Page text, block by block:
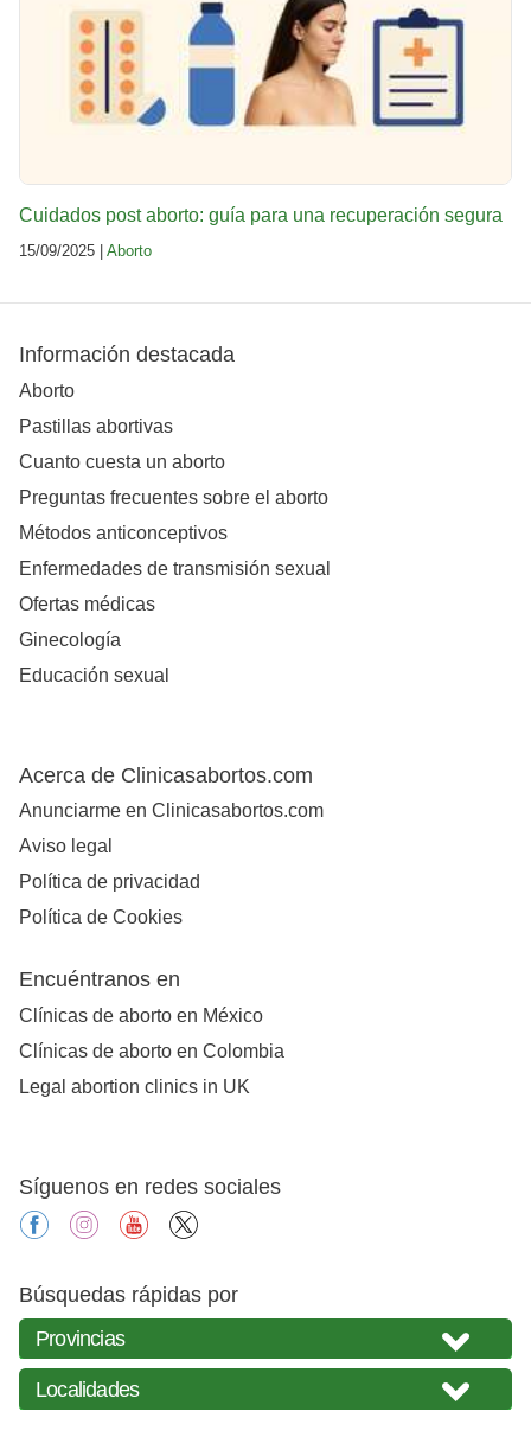
Cuidados post aborto: guía para una recuperación segura
15/09/2025 | Aborto
Información destacada
Aborto
Pastillas abortivas
Cuanto cuesta un aborto
Preguntas frecuentes sobre el aborto
Métodos anticonceptivos
Enfermedades de transmisión sexual
Ofertas médicas
Ginecología
Educación sexual
Acerca de Clinicasabortos.com
Anunciarme en Clinicasabortos.com
Aviso legal
Política de privacidad
Política de Cookies
Encuéntranos en
Clínicas de aborto en México
Clínicas de aborto en Colombia
Legal abortion clinics in UK
Síguenos en redes sociales
facebookinstagramyoutube
Búsquedas rápidas por